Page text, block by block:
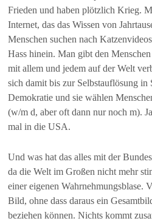
Frieden und haben plötzlich Krieg.
Internet, das das Wissen von
Menschen suchen nach
Hass hinein. Man gibt den Menschen
mit allem und jedem auf der Welt
sich damit bis zur Selbstauflösung
Demokratie und sie wählen
(w/m d, aber oft dann nur noch m).
mal in die USA.
Und was hat das alles mit der
da die Welt im Großen nicht mehr
einer eigenen Wahrnehmungsblase.
Bild, ohne dass daraus ein
beziehen können. Nichts kommt